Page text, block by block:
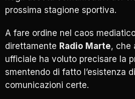
prossima stagione sportiva.
A fare ordine nel caos
direttamente Radio Marte, che
ufficiale ha voluto precisare la
smentendo di fatto l’esistenza
comunicazioni certe.